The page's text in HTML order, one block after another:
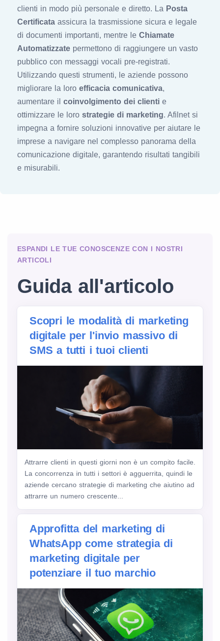
clienti in modo più personale e diretto. La Posta
Certificata assicura la trasmissione sicura e legale
di documenti importanti, mentre le Chiamate
Automatizzate permettono di raggiungere un vasto
pubblico con messaggi vocali pre-registrati.
Utilizzando questi strumenti, le aziende possono
migliorare la loro efficacia comunicativa,
aumentare il coinvolgimento dei clienti e
ottimizzare le loro strategie di marketing. Afilnet si
impegna a fornire soluzioni innovative per aiutare le
imprese a navigare nel complesso panorama della
comunicazione digitale, garantendo risultati tangibili
e misurabili.
ESPANDI LE TUE CONOSCENZE CON I NOSTRI
ARTICOLI
Guida all'articolo
Scopri le modalità di marketing
digitale per l'invio massivo di
SMS a tutti i tuoi clienti
Attrarre clienti in questi giorni non è un compito facile.
La concorrenza in tutti i settori è agguerrita, quindi le
aziende cercano strategie di marketing che aiutino ad
attrarre un numero crescente...
Approfitta del marketing di
WhatsApp come strategia di
marketing digitale per
potenziare il tuo marchio